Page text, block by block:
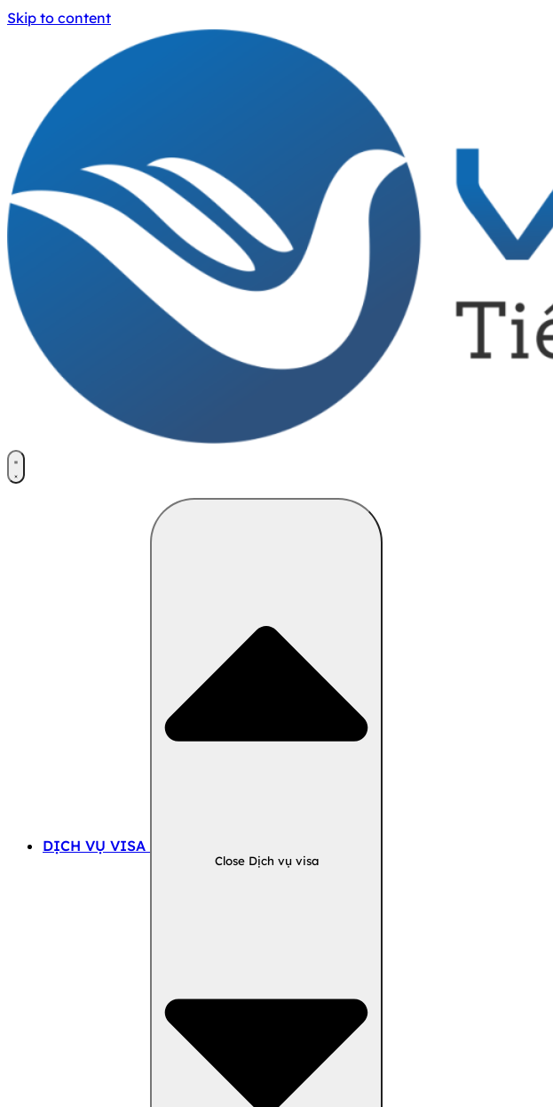
Skip to content
DỊCH VỤ VISA
Close Dịch vụ visa